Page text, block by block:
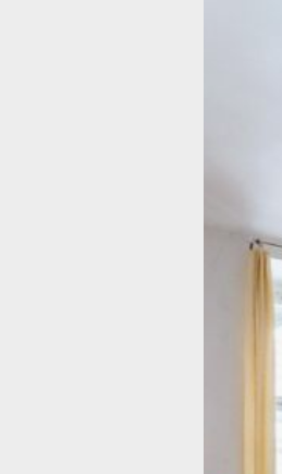
в
в
отрасли
рынок
Так, в
года в
на 23%
Также
стали
Хороший